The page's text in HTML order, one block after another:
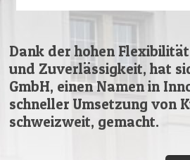
Dank der hohen
und Zuverlässigkeit, hat
GmbH, einen Namen in
schneller Umsetzung von
schweizweit, gemacht.